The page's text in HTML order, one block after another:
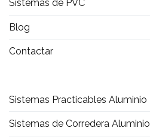
Sistemas de PVC
Blog
Contactar
Sistemas Practicables Aluminio
Sistemas de Corredera Aluminio